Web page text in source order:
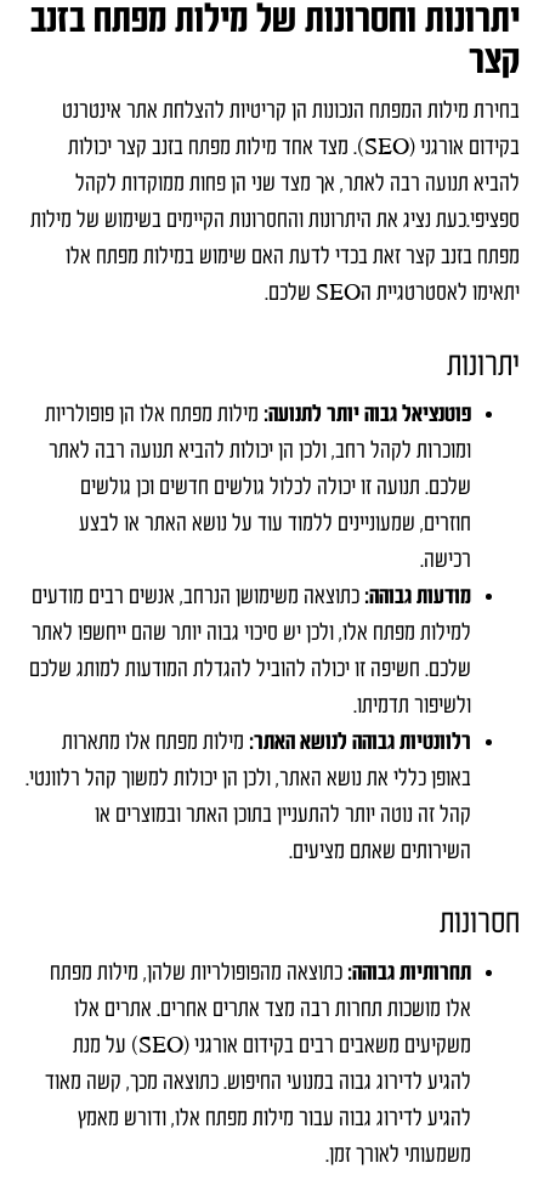
יתרונות וחסרונות של מילות מפתח בזנב
קצר
בחירת מילות המפתח הנכונות הן קריטיות להצלחת אתר אינטרנט
בקידום אורגני (SEO). מצד אחד מילות מפתח בזנב קצר יכולות
להביא תנועה רבה לאתר, אך מצד שני הן פחות ממוקדות לקהל
ספציפי.כעת נציג את היתרונות והחסרונות הקיימים בשימוש של מילות
מפתח בזנב קצר זאת בכדי לדעת האם שימוש במילות מפתח אלו
יתאימו לאסטרטגיית הSEO שלכם.
יתרונות
פוטנציאל גבוה יותר לתנועה: מילות מפתח אלו הן פופולריות
ומוכרות לקהל רחב, ולכן הן יכולות להביא תנועה רבה לאתר
שלכם. תנועה זו יכולה לכלול גולשים חדשים וכן גולשים
חוזרים, שמעוניינים ללמוד עוד על נושא האתר או לבצע
רכישה.
מודעות גבוהה: כתוצאה משימושן הנרחב, אנשים רבים מודעים
למילות מפתח אלו, ולכן יש סיכוי גבוה יותר שהם ייחשפו לאתר
שלכם. חשיפה זו יכולה להוביל להגדלת המודעות למותג שלכם
ולשיפור תדמיתו.
רלוונטיות גבוהה לנושא האתר: מילות מפתח אלו מתארות
באופן כללי את נושא האתר, ולכן הן יכולות למשוך קהל רלוונטי.
קהל זה נוטה יותר להתעניין בתוכן האתר ובמוצרים או
השירותים שאתם מציעים.
חסרונות
תחרותיות גבוהה: כתוצאה מהפופולריות שלהן, מילות מפתח
אלו מושכות תחרות רבה מצד אתרים אחרים. אתרים אלו
משקיעים משאבים רבים בקידום אורגני (SEO) על מנת
להגיע לדירוג גבוה במנועי החיפוש. כתוצאה מכך, קשה מאוד
להגיע לדירוג גבוה עבור מילות מפתח אלו, ודורש מאמץ
משמעותי לאורך זמן.